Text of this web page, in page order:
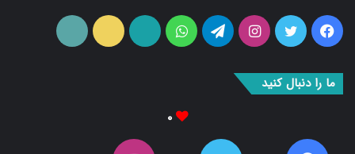
فیس
بوک
توییتراینستاگرامتلگرامواتس
آپ
آپارات ایتا